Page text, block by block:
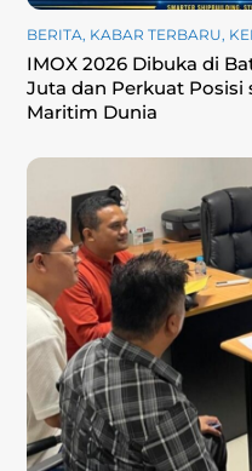
BERITA, KABAR TERBARU,
‎IMOX 2026 Dibuka di
Juta dan Perkuat
Maritim Dunia